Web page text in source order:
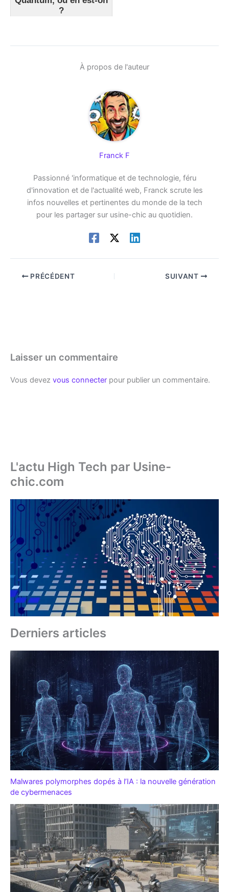
?
À propos de l'auteur
Franck F
Passionné 'informatique et de technologie, féru
d'innovation et de l'actualité web, Franck scrute les
infos nouvelles et pertinentes du monde de la tech
pour les partager sur usine-chic au quotidien.
PRÉCÉDENT SUIVANT
Laisser un commentaire
Vous devez vous connecter pour publier un commentaire.
L'actu High Tech par Usine-
chic.com
Derniers articles
Malwares polymorphes dopés à l’IA : la nouvelle génération
de cybermenaces